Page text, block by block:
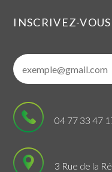
INSCRIVEZ-
04 77 33 47
3 Rue de la